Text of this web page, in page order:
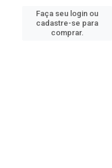
Faça seu login ou
cadastre-se para
comprar.